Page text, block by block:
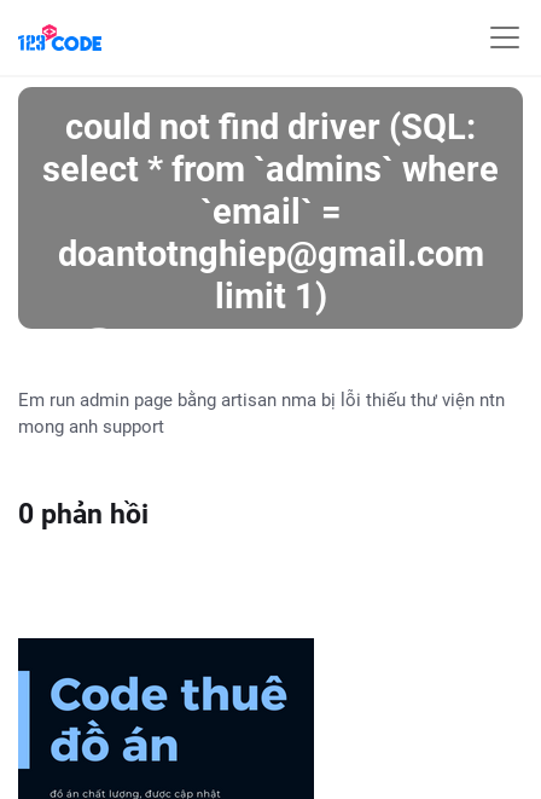
could not find driver (SQL:
select * from `admins` where
`email` =
doantotnghiep@gmail.com
limit 1)
Em run admin page bằng artisan nma bị lỗi thiếu thư viện ntn
mong anh support
0 phản hồi